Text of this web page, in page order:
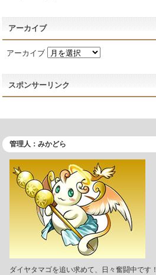
アーカイブ
アーカイブ
スポンサーリンク
管理人：みかどら
ダイヤタマゴを追い求めて、日々奮闘中です！